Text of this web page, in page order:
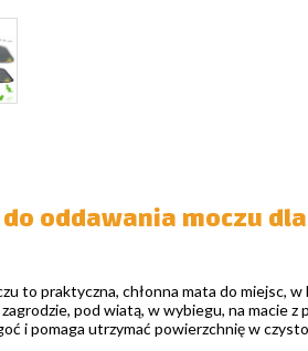
oddawania moczu
to praktyczna, chłonna mata do miejsc,
pod wiatą, w wybiegu, na
i pomaga utrzymać powierzchnię w